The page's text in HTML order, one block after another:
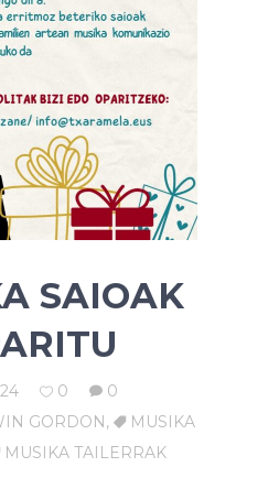
SAIOAK
0
0
GORDON ,
MUSIKA
MUSIKA TAILERRAK